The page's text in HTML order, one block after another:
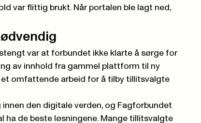
var flittig brukt. Når portalen ble lagt ned,
var at forbundet ikke klarte å sørge for
av innhold fra gammel plattform til ny
omfattende arbeid for å tilby tillitsvalgte
den digitale verden, og Fagforbundet
ha de beste løsningene. Mange tillitsvalgte